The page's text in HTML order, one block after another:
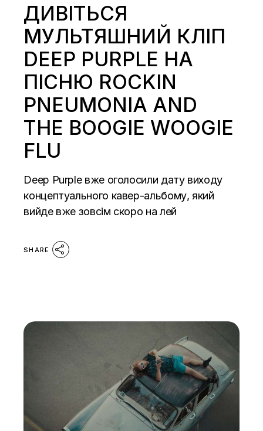
ДИВІТЬСЯ
МУЛЬТЯШНИЙ КЛІП
DEEP PURPLE НА
ПІСНЮ ROCKIN
PNEUMONIA AND
THE BOOGIE WOOGIE
FLU
Deep Purple вже оголосили дату виходу
концептуального кавер-альбому, який
вийде вже зовсім скоро на лей
SHARE